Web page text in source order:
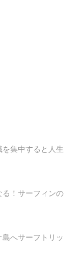
集中すると人生
！サーフィンの
島へサーフトリッ